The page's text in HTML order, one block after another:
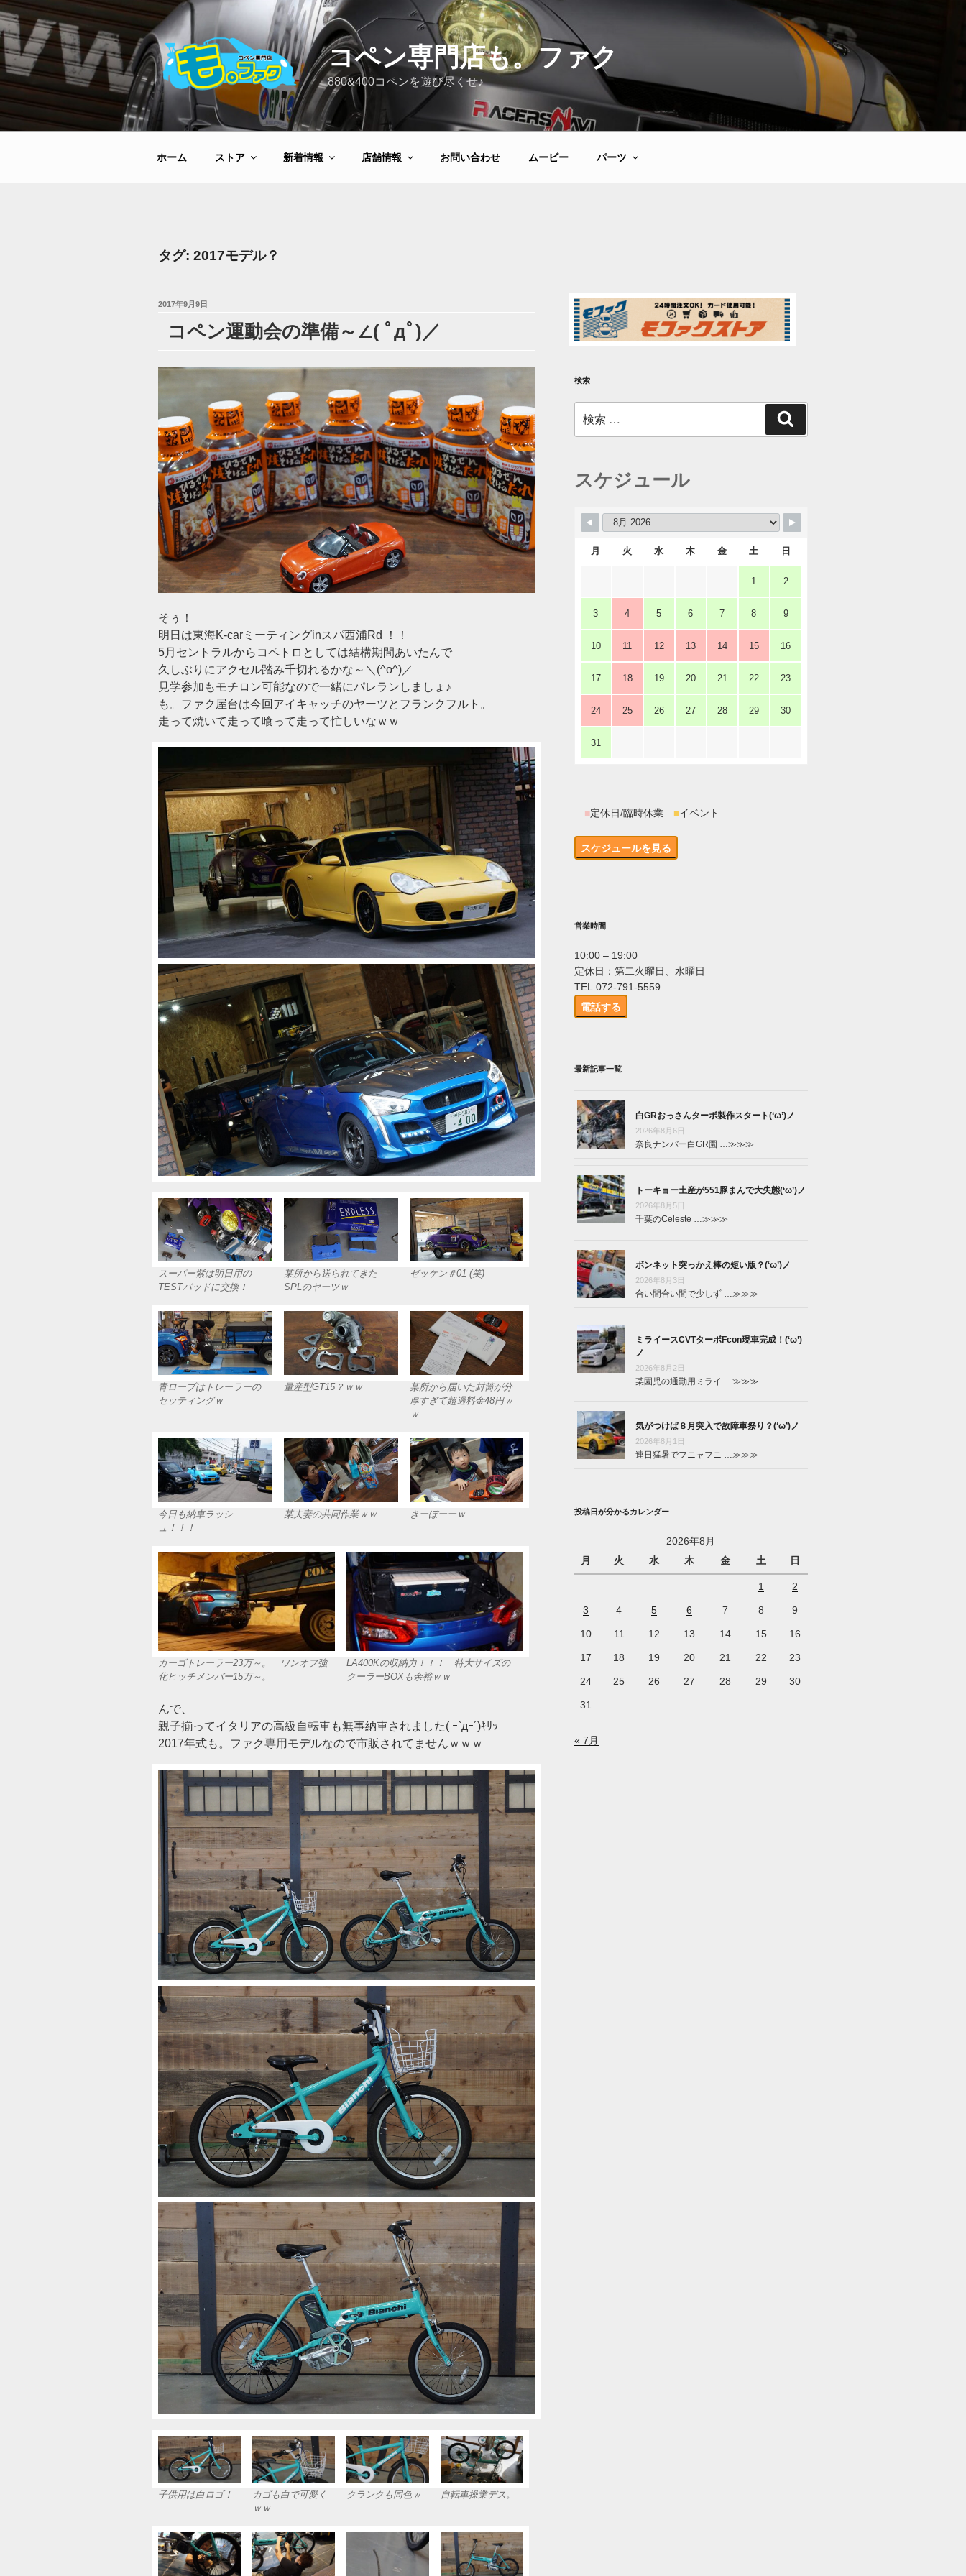
コ
ン
テ
ン
ツ
キ
コペン専門店も。ファク
880&400コペンを遊び尽くせ♪
ホーム ストア 新着情報 店舗情報 お問い合わせ ムービー パーツ
タグ: 2017モデル？
投
2017年9月9日
コペン運動会の準備～∠( ﾟдﾟ)／
そぅ！
明日は東海K-carミーティングinスパ西浦Rd ！！
5月セントラルからコペトロとしては結構期間あいたんで
久しぶりにアクセル踏み千切れるかな～＼(^o^)／
見学参加もモチロン可能なので一緒にパレランしましょ♪
も。ファク屋台は今回アイキャッチのヤーツとフランクフルト。
走って焼いて走って喰って走って忙しいなｗｗ
スーパー紫は明日用の
TESTパッドに交換！
某所から送られてきた
SPLのヤーツｗ
ゼッケン＃01 (笑)
青ローブはトレーラーの
セッティングｗ
量産型GT15？ｗｗ
某所から届いた封筒が分
厚すぎて超過料金48円ｗ
ｗ
今日も納車ラッシ
ュ！！！
某夫妻の共同作業ｗｗ きーぼーーｗ
カーゴトレーラー23万～。 ワンオフ強
化ヒッチメンバー15万～。
LA400Kの収納力！！！ 特大サイズの
クーラーBOXも余裕ｗｗ
んで、
親子揃ってイタリアの高級自転車も無事納車されました( ｰ`дｰ´)ｷﾘｯ
2017年式も。ファク専用モデルなので市販されてませんｗｗｗ
子供用は白ロゴ！
カゴも白で可愛く
ｗｗ
クランクも同色ｗ 自転車操業デス。
検索
索:
索
スケジュール
月 火 水 木 金 土 日
1 2
3 4 5 6 7 8 9
10 11 12 13 14 15 16
17 18 19 20 21 22 23
24 25 26 27 28 29 30
31
■定休日/臨時休業 ■イベント
スケジュールを見る
営業時間
10:00 – 19:00
定休日：第二火曜日、水曜日
TEL.072-791-5559
電話する
最新記事一覧
白GRおっさんターボ製作スタート(‘ω’)ノ
2026年8月6日
奈良ナンバー白GR園 …≫≫≫
トーキョー土産が551豚まんで大失態(‘ω’)ノ
2026年8月5日
千葉のCeleste …≫≫≫
ボンネット突っかえ棒の短い版？(‘ω’)ノ
2026年8月3日
合い間合い間で少しず …≫≫≫
ミライースCVTターボFcon現車完成！(‘ω’)
ノ
2026年8月2日
某園児の通勤用ミライ …≫≫≫
気がつけば８月突入で故障車祭り？(‘ω’)ノ
2026年8月1日
連日猛暑でフニャフニ …≫≫≫
投稿日が分かるカレンダー
2026年8月
月
火 水 木 金 土 日
1 2
3 4 5 6 7 8 9
10 11 12 13 14 15 16
17 18 19 20 21 22 23
24 25 26 27 28 29 30
31
« 7月